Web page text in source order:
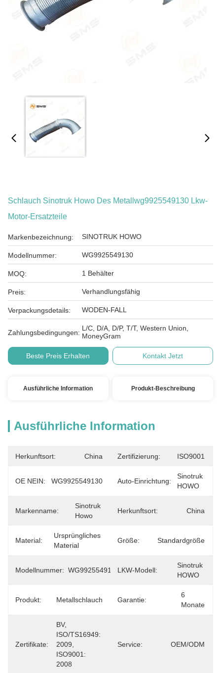
Schlauch Sinotruk Howo Des Metallwg9925549130 Lkw-
Motor-Ersatzteile
Markenbezeichnung: SINOTRUK HOWO
Modellnummer: WG9925549130
MOQ: 1 Behälter
Preis: Verhandlungsfähig
Verpackungsdetails: WODEN-FALL
Zahlungsbedingungen:
L/C, D/A, D/P, T/T, Western Union,
MoneyGram
Beste Preis Erhalten Kontakt Jetzt
Ausführliche Information Produkt-Beschreibung
Ausführliche Information
Herkunftsort: China Zertifizierung: ISO9001
OE NEIN: WG9925549130 Auto-Einrichtung:
Sinotruk
HOWO
Markenname:
Sinotruk
Howo
Herkunftsort: China
Material:
Ursprüngliches
Material
Größe: Standardgröße
Modellnummer: WG9925549130LKW-Modell:
Sinotruk
HOWO
Produkt: Metallschlauch Garantie:
6
Monate
Zertifikate:
BV,
ISO/TS16949:
2009,
ISO9001:
2008
Service: OEM/ODM